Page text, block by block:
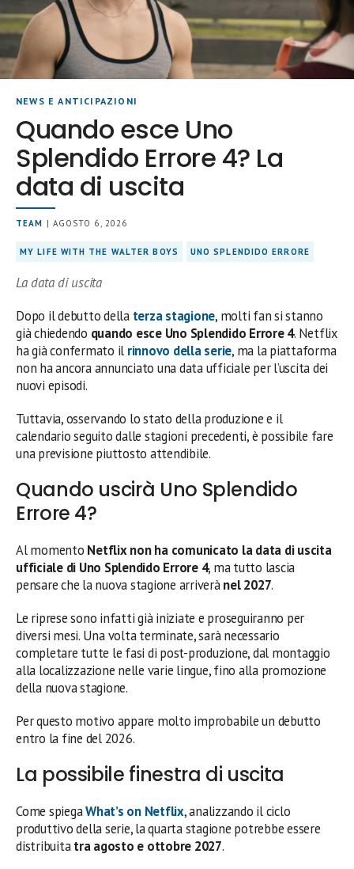
NEWS E ANTICIPAZIONI
Quando esce Uno
Splendido Errore 4? La
data di uscita
TEAM | AGOSTO 6, 2026
MY LIFE WITH THE WALTER BOYS UNO SPLENDIDO ERRORE
La data di uscita
Dopo il debutto della terza stagione, molti fan si stanno
già chiedendo quando esce Uno Splendido Errore 4. Netflix
ha già confermato il rinnovo della serie, ma la piattaforma
non ha ancora annunciato una data ufficiale per l’uscita dei
nuovi episodi.
Tuttavia, osservando lo stato della produzione e il
calendario seguito dalle stagioni precedenti, è possibile fare
una previsione piuttosto attendibile.
Quando uscirà Uno Splendido
Errore 4?
Al momento Netflix non ha comunicato la data di uscita
ufficiale di Uno Splendido Errore 4, ma tutto lascia
pensare che la nuova stagione arriverànel 2027.
Le riprese sono infatti già iniziate e proseguiranno per
diversi mesi. Una volta terminate, sarà necessario
completare tutte le fasi di post-produzione, dal montaggio
alla localizzazione nelle varie lingue, fino alla promozione
della nuova stagione.
Per questo motivo appare molto improbabile un debutto
entro la fine del 2026.
La possibile finestra di uscita
Come spiegaWhat’s on Netflix, analizzando il ciclo
produttivo della serie, la quarta stagione potrebbe essere
distribuitatra agosto e ottobre 2027.